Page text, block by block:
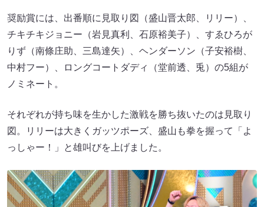
奨励賞には、出番順に見取り図（盛山晋太郎、リリー）、
チキチキジョニー（岩見真利、石原裕美子）、すゑひろが
りず（南條庄助、三島達矢）、ヘンダーソン（子安裕樹、
中村フー）、ロングコートダディ（堂前透、兎）の5組が
ノミネート。
それぞれが持ち味を生かした激戦を勝ち抜いたのは見取り
図。リリーは大きくガッツポーズ、盛山も拳を握って「よ
っしゃー！」と雄叫びを上げました。